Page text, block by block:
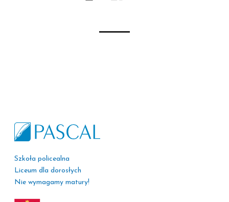
Szkoła policealna
Liceum dla dorosłych
Nie wymagamy matury!